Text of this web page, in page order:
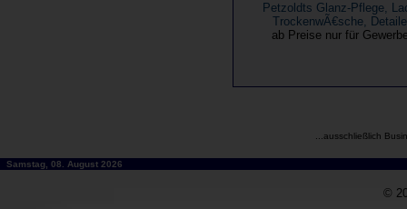
Petzoldts Glanz-Pflege,
TrockenwÃ€sche,
ab Preise nur für
...ausschließlich
Samstag, 08. August 2026
©